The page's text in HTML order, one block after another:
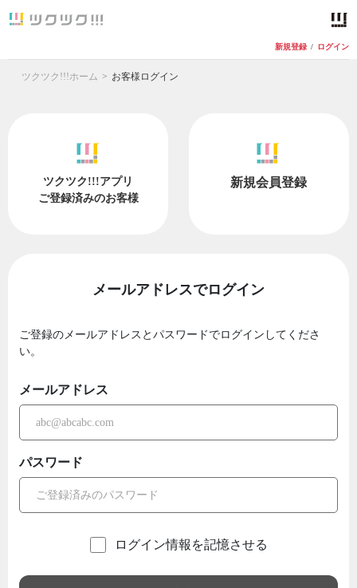
新規登録 / ログイン
ツクツク!!!ホーム お客様ログイン
ツクツク!!!アプリ
ご登録済みのお客様
新規会員登録
メールアドレスでログイン
ご登録のメールアドレスとパスワードでログインしてくださ
い。
メールアドレス
パスワード
ログイン情報を記憶させる